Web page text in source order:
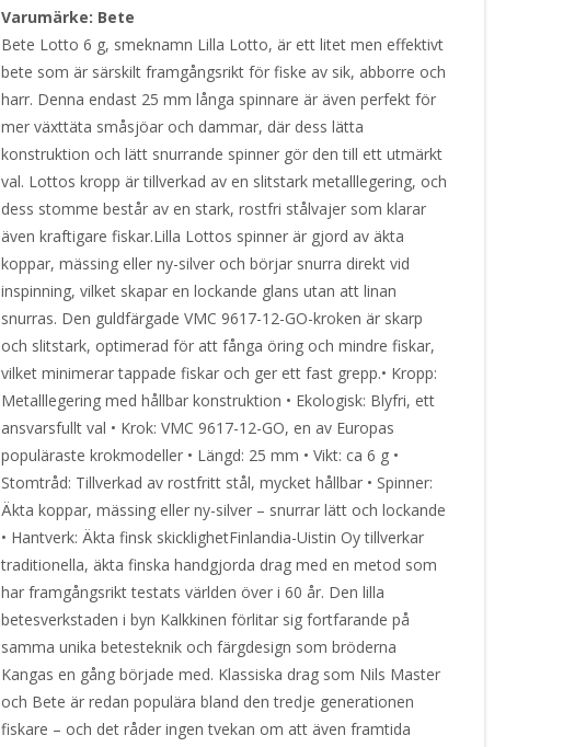
Varumärke: Bete
Bete Lotto 6 g, smeknamn Lilla Lotto, är ett litet men effektivt
bete som är särskilt framgångsrikt för fiske av sik, abborre och
harr. Denna endast 25 mm långa spinnare är även perfekt för
mer växttäta småsjöar och dammar, där dess lätta
konstruktion och lätt snurrande spinner gör den till ett utmärkt
val. Lottos kropp är tillverkad av en slitstark metalllegering, och
dess stomme består av en stark, rostfri stålvajer som klarar
även kraftigare fiskar.Lilla Lottos spinner är gjord av äkta
koppar, mässing eller ny-silver och börjar snurra direkt vid
inspinning, vilket skapar en lockande glans utan att linan
snurras. Den guldfärgade VMC 9617-12-GO-kroken är skarp
och slitstark, optimerad för att fånga öring och mindre fiskar,
vilket minimerar tappade fiskar och ger ett fast grepp.• Kropp:
Metalllegering med hållbar konstruktion • Ekologisk: Blyfri, ett
ansvarsfullt val • Krok: VMC 9617-12-GO, en av Europas
populäraste krokmodeller • Längd: 25 mm • Vikt: ca 6 g •
Stomtråd: Tillverkad av rostfritt stål, mycket hållbar • Spinner:
Äkta koppar, mässing eller ny-silver – snurrar lätt och lockande
• Hantverk: Äkta finsk skicklighetFinlandia-Uistin Oy tillverkar
traditionella, äkta finska handgjorda drag med en metod som
har framgångsrikt testats världen över i 60 år. Den lilla
betesverkstaden i byn Kalkkinen förlitar sig fortfarande på
samma unika betesteknik och färgdesign som bröderna
Kangas en gång började med. Klassiska drag som Nils Master
och Bete är redan populära bland den tredje generationen
fiskare – och det råder ingen tvekan om att även framtida